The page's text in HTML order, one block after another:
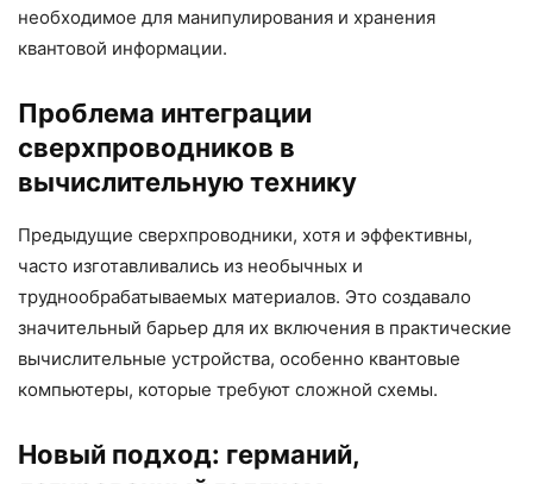
необходимое для манипулирования и хранения
квантовой информации.
Проблема интеграции
сверхпроводников в
вычислительную технику
Предыдущие сверхпроводники, хотя и эффективны,
часто изготавливались из необычных и
труднообрабатываемых материалов. Это создавало
значительный барьер для их включения в практические
вычислительные устройства, особенно квантовые
компьютеры, которые требуют сложной схемы.
Новый подход: германий,